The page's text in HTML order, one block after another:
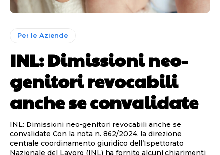
Per le Aziende
INL: Dimissioni neo-
genitori revocabili
anche se convalidate
INL: Dimissioni neo-genitori revocabili anche se
convalidate Con la nota n. 862/2024, la direzione
centrale coordinamento giuridico dell’Ispettorato
Nazionale del Lavoro (INL) ha fornito alcuni chiarimenti